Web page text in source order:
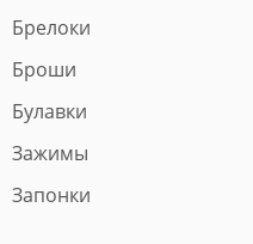
Брелоки
Броши
Булавки
Зажимы
Запонки